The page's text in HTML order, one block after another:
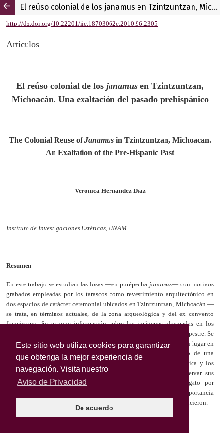
Este sitio web utiliza cookies para garantizar
que obtenga la mejor experiencia de
navegación. Visita nuestro
Aviso de Privacidad
De acuerdo
El reúso colonial de los janamus en Tzintzuntzan, Michoacán. Una exaltación del pasado prehispánico